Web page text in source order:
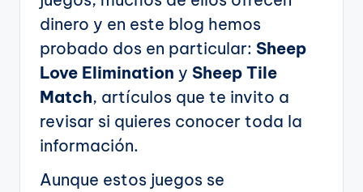
dinero y en este blog hemos
probado dos en particular: Sheep
Love Elimination y Sheep Tile
Match, artículos que te invito a
revisar si quieres conocer toda la
información.
Aunque estos juegos se